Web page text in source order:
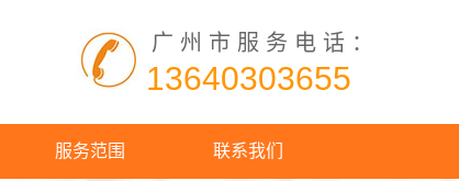
广州市服务电话：
13640303655
服务范围 联系我们